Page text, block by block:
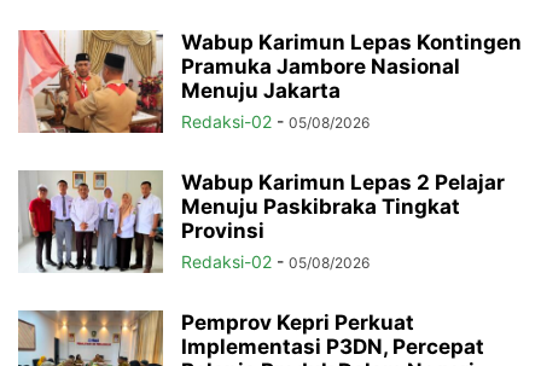
Wabup Karimun Lepas Kontingen
Pramuka Jambore Nasional
Menuju Jakarta
Redaksi-02 - 05/08/2026
Wabup Karimun Lepas 2 Pelajar
Menuju Paskibraka Tingkat
Provinsi
Redaksi-02 - 05/08/2026
Pemprov Kepri Perkuat
Implementasi P3DN, Percepat